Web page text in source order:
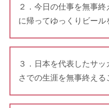
２．今日の仕事を無事
に帰ってゆっくりビール
３．日本を代表したサ
さでの生涯を無事終える